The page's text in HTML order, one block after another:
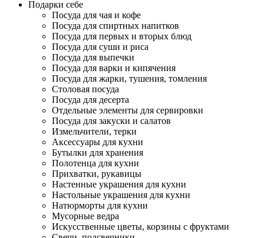
Подарки себе
Посуда для чая и кофе
Посуда для спиртных напитков
Посуда для первых и вторых блюд
Посуда для суши и риса
Посуда для выпечки
Посуда для варки и кипячения
Посуда для жарки, тушения, томления
Столовая посуда
Посуда для десерта
Отдельные элементы для сервировки
Посуда для закуски и салатов
Измельчители, терки
Аксессуары для кухни
Бутылки для хранения
Полотенца для кухни
Прихватки, рукавицы
Настенные украшения для кухни
Настольные украшения для кухни
Натюрморты для кухни
Мусорные ведра
Искусственные цветы, корзины с фруктами